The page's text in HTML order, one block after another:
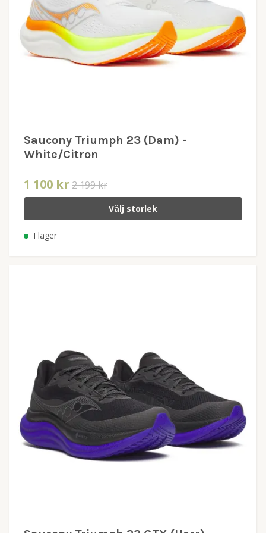
Saucony Triumph 23 (Dam) -
White/Citron
1 100 kr 2 199 kr
Välj storlek
I lager